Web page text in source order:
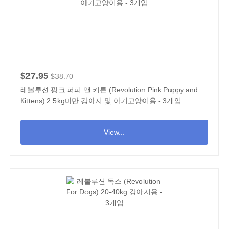
$27.95 $38.70
레볼루션 핑크 퍼피 앤 키튼 (Revolution Pink Puppy and
Kittens) 2.5kg미만 강아지 및 아기고양이용 - 3개입
View...